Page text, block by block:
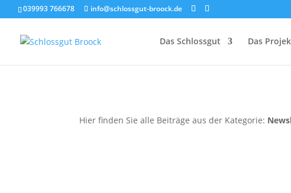
039993 766678 info@schlossgut-broock.de
Das Schlossgut Das
Hier finden Sie alle Beiträge aus der Kategorie: